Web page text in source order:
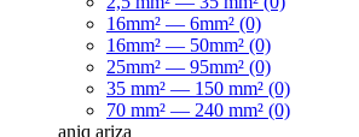
16mm² — 6mm² (0)
16mm² — 50mm² (0)
25mm² — 95mm² (0)
35 mm² — 150 mm² (0)
70 mm² — 240 mm² (0)
aniq ariza